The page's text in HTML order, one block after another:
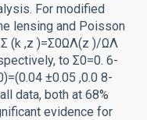
For modified
lensing and Poisson
(k ,z )=Σ0ΩΛ(z )/ΩΛ
to Σ0=0. 6-
±0.05 ,0.0 8-
data, both at 68%
evidence for